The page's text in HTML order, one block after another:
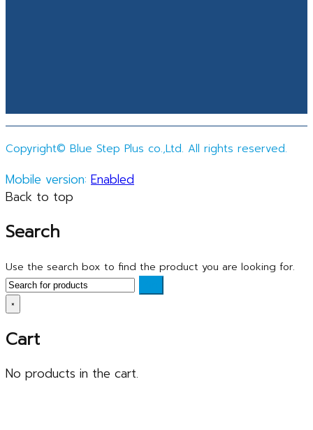
Copyright© Blue Step Plus co.,Ltd. All rights reserved.
Mobile version: Enabled
Back to top
Search
Use the search box to find the product you are looking for.
×
Cart
No products in the cart.